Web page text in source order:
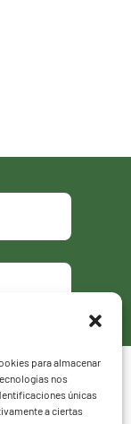
para almacenar
nos
únicas
a ciertas